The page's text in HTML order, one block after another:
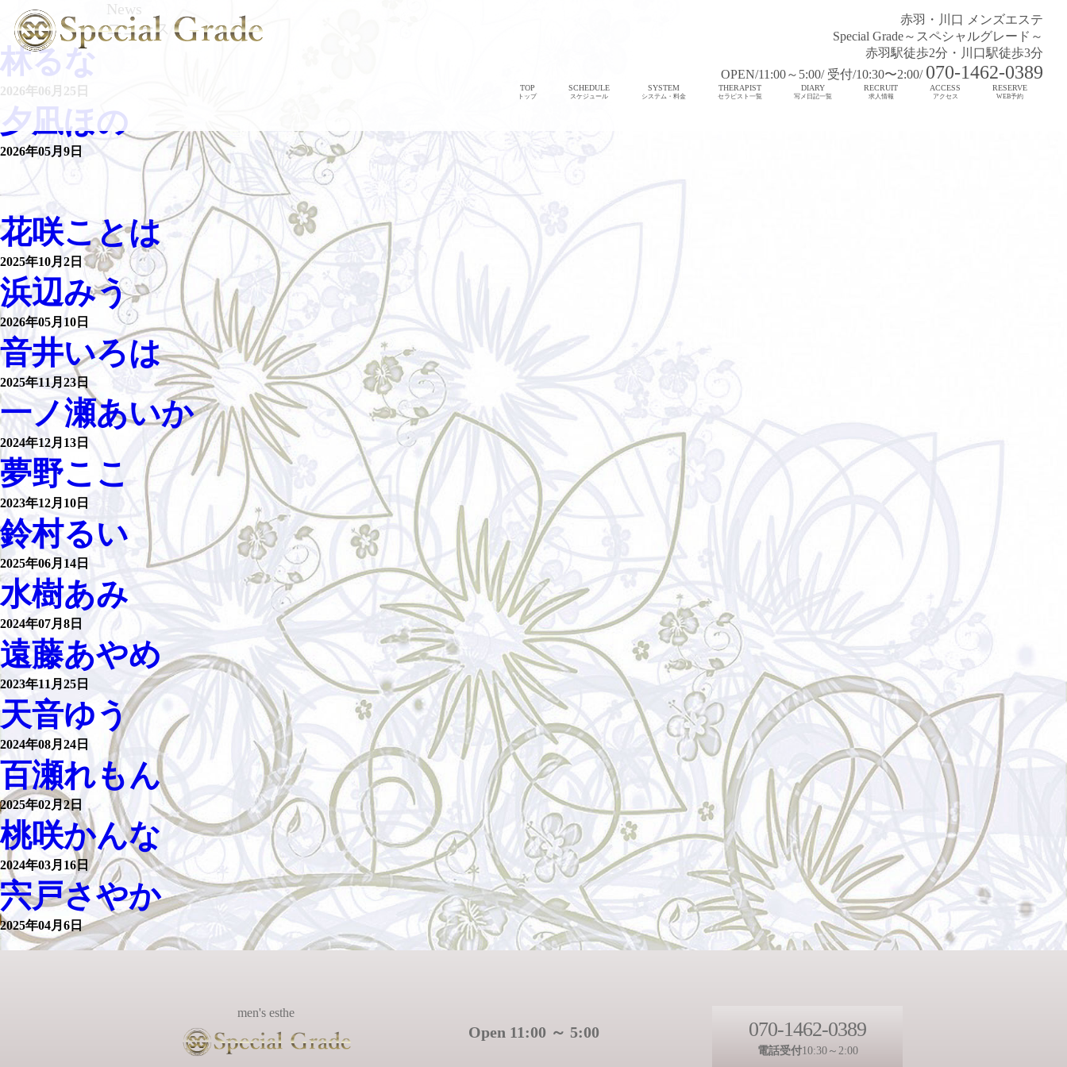
赤羽・川口 メンズエステ
Special Grade～スペシャルグレード～
赤羽駅徒歩2分・川口駅徒歩3分
OPEN/11:00～5:00/ 受付/10:30〜2:00/ 070-1462-0389
TOP
トップ
SCHEDULE
スケジュール
SYSTEM
システム・料金
THERAPIST
セラピスト一覧
DIARY
写メ日記一覧
RECRUIT
求人情報
ACCESS
アクセス
RESERVE
WEB予約
News
ニュース
林るな
2026年06月25日
夕凪ほの
2026年05月9日
花咲ことは
2025年10月2日
浜辺みう
2026年05月10日
音井いろは
2025年11月23日
一ノ瀬あいか
2024年12月13日
夢野ここ
2023年12月10日
鈴村るい
2025年06月14日
水樹あみ
2024年07月8日
遠藤あやめ
2023年11月25日
天音ゆう
2024年08月24日
百瀬れもん
2025年02月2日
桃咲かんな
2024年03月16日
宍戸さやか
2025年04月6日
men's esthe
Open 11:00 ～ 5:00 070-1462-0389
電話受付10:30～2:00